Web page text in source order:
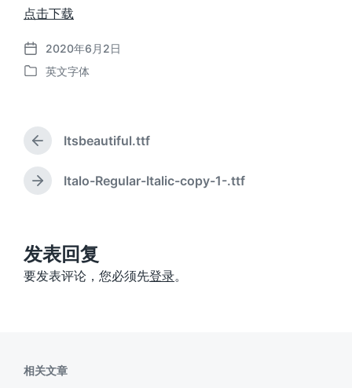
点击下载
发
布
2020年6月2日
发
英文字体
上
篇
文
章
Itsbeautiful.ttf
下
：
Italo-Regular-Italic-copy-1-.ttf
发表回复
要发表评论，您必须先登录。
相关文章